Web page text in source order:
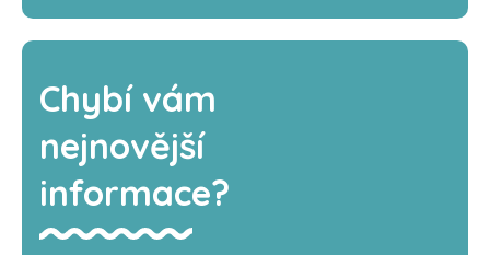
Chybí vám
nejnovější
informace?